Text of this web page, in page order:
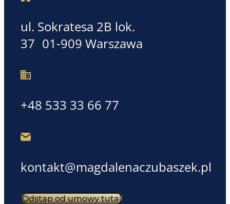
ul. Sokratesa 2B lok.
37 01-909 Warszawa
+48 533 33 66 77
kontakt@magdalenaczubaszek.pl
Odstąp od umowy tutaj